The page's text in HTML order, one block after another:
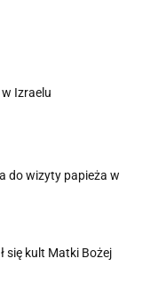
Izraelu
do wizyty papieża w
się kult Matki Bożej